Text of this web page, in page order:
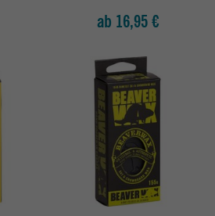
ab 16,95 €